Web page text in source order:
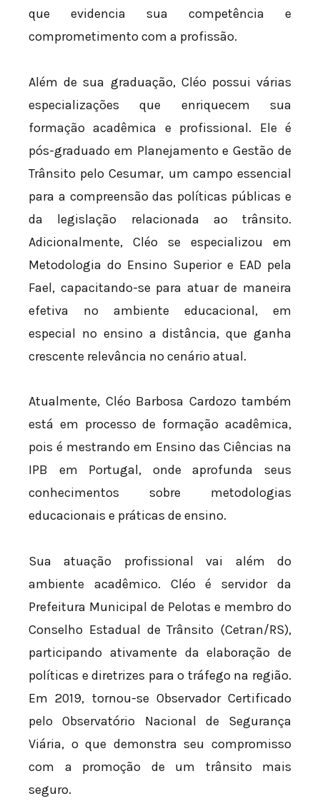
que evidencia sua competência e
comprometimento com a profissão.
Além de sua graduação, Cléo possui várias
especializações que enriquecem sua
formação acadêmica e profissional. Ele é
pós-graduado em Planejamento e Gestão de
Trânsito pelo Cesumar, um campo essencial
para a compreensão das políticas públicas e
da legislação relacionada ao trânsito.
Adicionalmente, Cléo se especializou em
Metodologia do Ensino Superior e EAD pela
Fael, capacitando-se para atuar de maneira
efetiva no ambiente educacional, em
especial no ensino a distância, que ganha
crescente relevância no cenário atual.
Atualmente, Cléo Barbosa Cardozo também
está em processo de formação acadêmica,
pois é mestrando em Ensino das Ciências na
IPB em Portugal, onde aprofunda seus
conhecimentos sobre metodologias
educacionais e práticas de ensino.
Sua atuação profissional vai além do
ambiente acadêmico. Cléo é servidor da
Prefeitura Municipal de Pelotas e membro do
Conselho Estadual de Trânsito (Cetran/RS),
participando ativamente da elaboração de
políticas e diretrizes para o tráfego na região.
Em 2019, tornou-se Observador Certificado
pelo Observatório Nacional de Segurança
Viária, o que demonstra seu compromisso
com a promoção de um trânsito mais
seguro.